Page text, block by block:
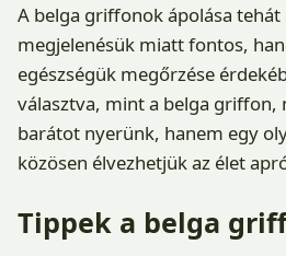
A belga griffonok ápolása
megjelenésük miatt fontos,
egészségük megőrzése
választva, mint a belga griffon,
barátot nyerünk, hanem egy
közösen élvezhetjük az élet
Tippek a belga